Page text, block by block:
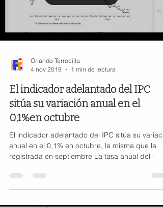
Orlando Torrecilla
4 nov 2019
1 min de lectura
El indicador adelantado del IPC
sitúa su variación anual en el
0,1%en octubre
El indicador adelantado del IPC sitúa su
anual en el 0,1% en octubre, la misma que la
registrada en septiembre La tasa anual del i